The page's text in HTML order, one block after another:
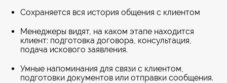
Сохраняется вся история общения с клиентом
Менеджеры видят, на каком этапе находится
клиент: подготовка договора, консультация,
подача искового заявления.
Умные напоминания для связи с клиентом,
подготовки документов или отправки сообщения.